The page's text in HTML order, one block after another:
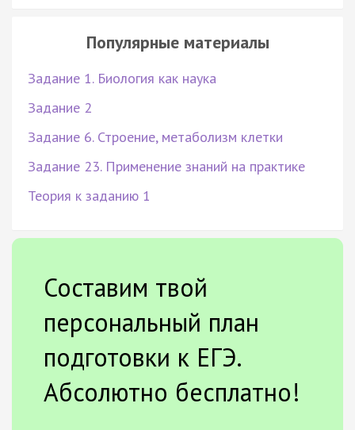
Популярные материалы
Задание 1. Биология как наука
Задание 2
Задание 6. Строение, метаболизм клетки
Задание 23. Применение знаний на практике
Теория к заданию 1
Составим твой
персональный план
подготовки к ЕГЭ.
Абсолютно бесплатно!